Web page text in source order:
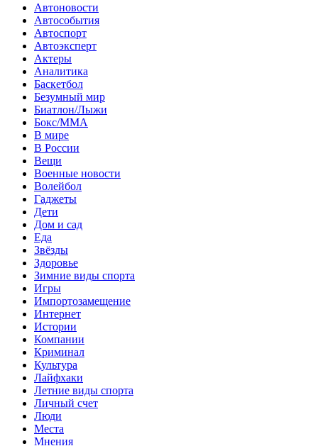
Автоновости
Автособытия
Автоспорт
Автоэксперт
Актеры
Аналитика
Баскетбол
Безумный мир
Биатлон/Лыжи
Бокс/MMA
В мире
В России
Вещи
Военные новости
Волейбол
Гаджеты
Дети
Дом и сад
Еда
Звёзды
Здоровье
Зимние виды спорта
Игры
Импортозамещение
Интернет
Истории
Компании
Криминал
Культура
Лайфхаки
Летние виды спорта
Личный счет
Люди
Места
Мнения